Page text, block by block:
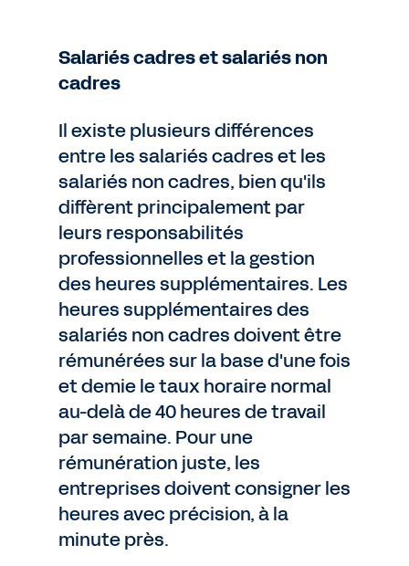
Salariés cadres et salariés non
cadres
Il existe plusieurs différences
entre les salariés cadres et les
salariés non cadres, bien qu'ils
diffèrent principalement par
leurs responsabilités
professionnelles et la gestion
des heures supplémentaires. Les
heures supplémentaires des
salariés non cadres doivent être
rémunérées sur la base d'une fois
et demie le taux horaire normal
au-delà de 40 heures de travail
par semaine. Pour une
rémunération juste, les
entreprises doivent consigner les
heures avec précision, à la
minute près.